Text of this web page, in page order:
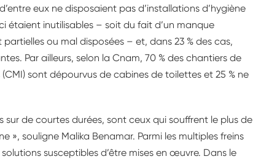
eux ne disposaient pas d’installations d’hygiène
étaient inutilisables – soit du fait d’un manque
ou mal disposées – et, dans 23 % des cas,
Par ailleurs, selon la Cnam, 70 % des chantiers de
sont dépourvus de cabines de toilettes et 25 % ne
sur de courtes durées, sont ceux qui souffrent le plus de
», souligne Malika Benamar. Parmi les multiples freins
susceptibles d’être mises en œuvre. Dans le